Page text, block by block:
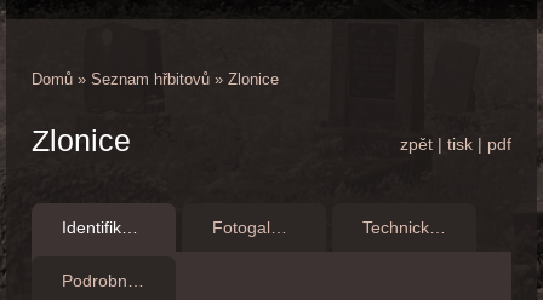
Domů » Seznam hřbitovů »Zlonice
Zlonice zpět |tisk | pdf
Identifikační údaje Fotogalerie Technické fotografie
Podrobnosti